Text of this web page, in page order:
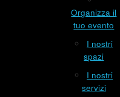
Organizza il
tuo evento
I nostri
spazi
I nostri
servizi